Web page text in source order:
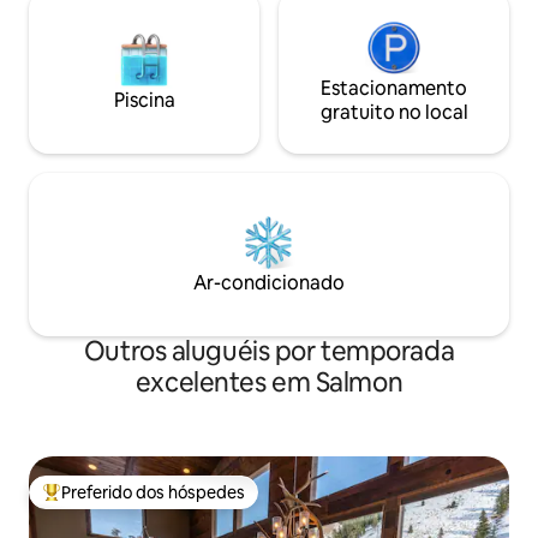
Piscina
Estacionamento
gratuito no local
Ar-condicionado
Outros aluguéis por temporada
excelentes em Salmon
Entre os melhores preferidos dos hóspedes
Preferido dos hóspedes